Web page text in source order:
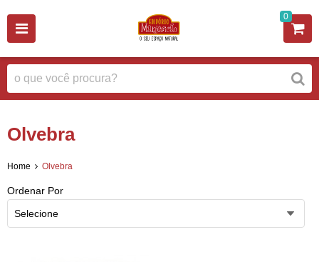
0
Olvebra
Home Olvebra
Ordenar Por
Selecione